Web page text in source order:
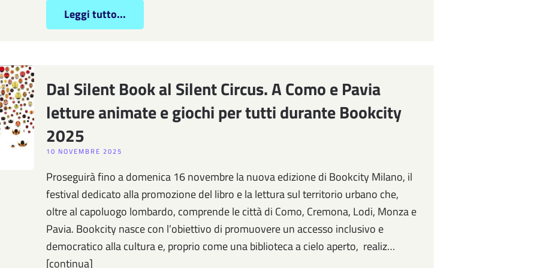
Leggi tutto...
Dal Silent Book al Silent Circus. A Como e Pavia
letture animate e giochi per tutti durante Bookcity
2025
10 NOVEMBRE 2025
Proseguirà fino a domenica 16 novembre la nuova edizione di Bookcity Milano, il
festival dedicato alla promozione del libro e la lettura sul territorio urbano che,
oltre al capoluogo lombardo, comprende le città di Como, Cremona, Lodi, Monza e
Pavia. Bookcity nasce con l’obiettivo di promuovere un accesso inclusivo e
democratico alla cultura e, proprio come una biblioteca a cielo aperto, realiz…
[continua]